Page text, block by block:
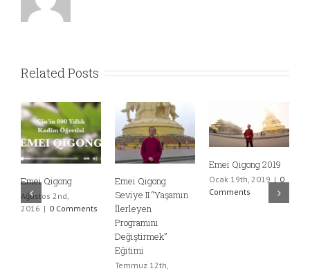
Related Posts
Emei Qigong
Ağustos 2nd,
2016 | 0 Comments
Emei Qigong
Seviye II “Yaşamın
İlerleyen
Programını
Değiştirmek”
Eğitimi
Temmuz 12th,
Emei Qigong 2019
Ocak 19th, 2019 | 0
Comments